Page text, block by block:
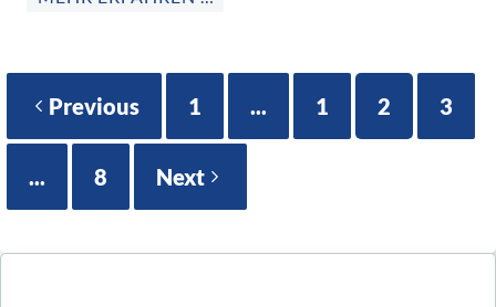
Previous 1 ... 1 2 3
... 8 Next